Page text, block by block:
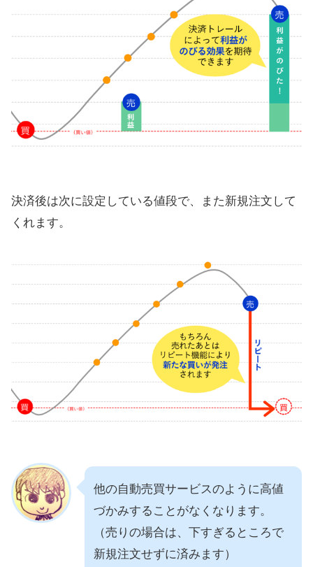
決済後は次に設定している値段で、また新規注文して
くれます。
他の自動売買サービスのように高値
づかみすることがなくなります。
（売りの場合は、下すぎるところで
新規注文せずに済みます）